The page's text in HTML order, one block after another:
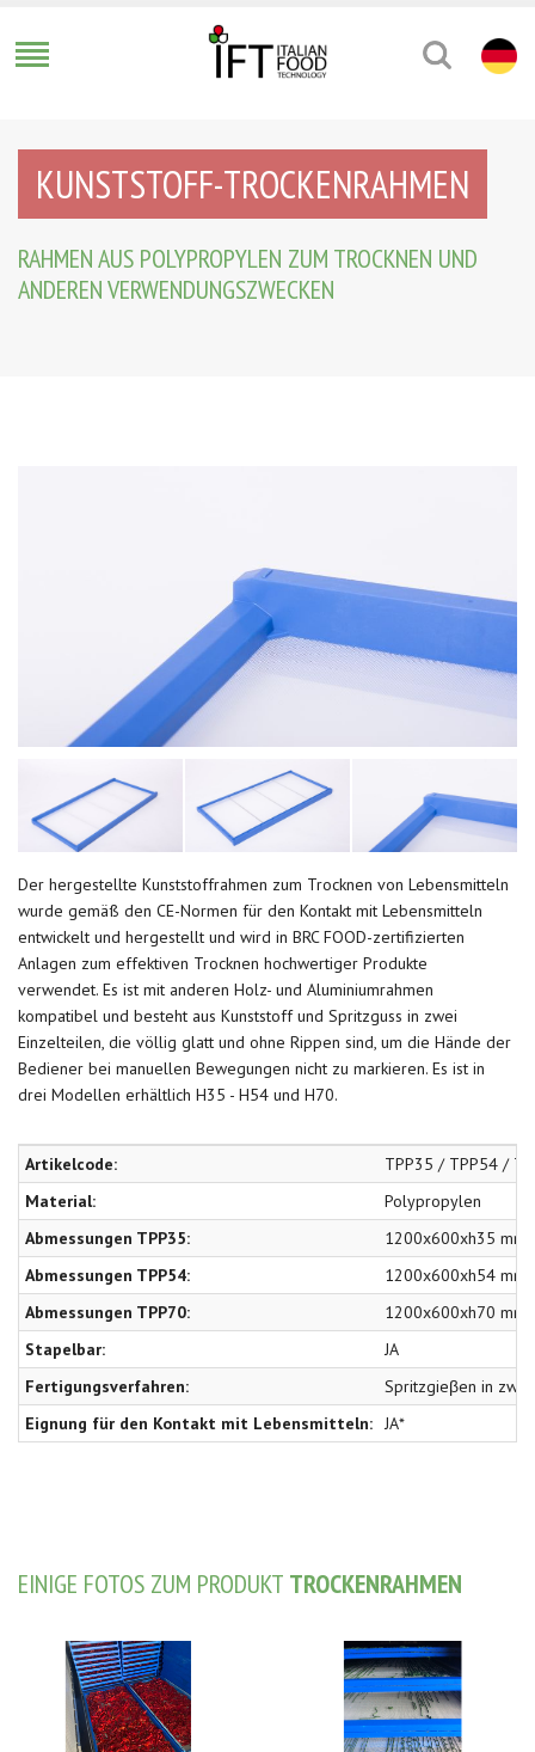
KUNSTSTOFF-TROCKENRAHMEN
RAHMEN AUS POLYPROPYLEN ZUM TROCKNEN UND
ANDEREN VERWENDUNGSZWECKEN
Der hergestellte Kunststoffrahmen zum Trocknen von Lebensmitteln
wurde gemäß den CE-Normen für den Kontakt mit Lebensmitteln
entwickelt und hergestellt und wird in BRC FOOD-zertifizierten
Anlagen zum effektiven Trocknen hochwertiger Produkte
verwendet. Es ist mit anderen Holz- und Aluminiumrahmen
kompatibel und besteht aus Kunststoff und Spritzguss in zwei
Einzelteilen, die völlig glatt und ohne Rippen sind, um die Hände der
Bediener bei manuellen Bewegungen nicht zu markieren. Es ist in
drei Modellen erhältlich H35 - H54 und H70.
Artikelcode:
TPP35 / TPP54 /
Material:
Polypropylen
Abmessungen TPP35:
1200x600xh35 mm
Abmessungen TPP54:
1200x600xh54 mm
Abmessungen TPP70:
1200x600xh70 mm
Stapelbar:
JA
Fertigungsverfahren:
Spritzgieβen in
Eignung für den Kontakt mit Lebensmitteln: JA*
EINIGE FOTOS ZUM PRODUKT TROCKENRAHMEN